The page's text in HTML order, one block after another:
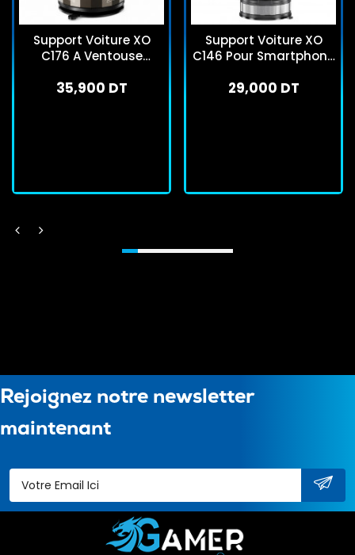
Support Voiture XO
C176 A Ventouse
Smartphone Noir
35,900 DT
Support Voiture XO
C146 Pour Smartphone
29,000 DT
Rejoignez notre newsletter
maintenant